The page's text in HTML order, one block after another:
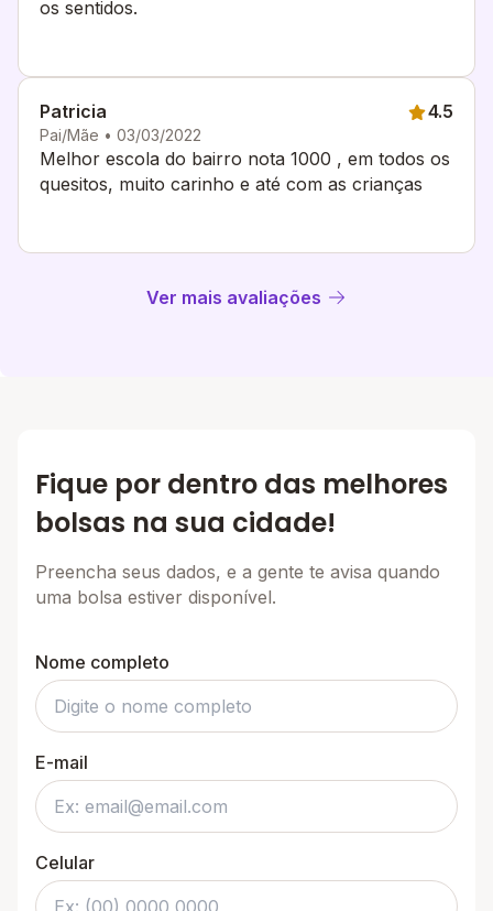
os sentidos.
Patricia
Pai/Mãe • 03/03/2022
4.5
Melhor escola do bairro nota 1000 , em todos os
quesitos, muito carinho e até com as crianças
Ver mais avaliações
Fique por dentro das melhores
bolsas na sua cidade!
Preencha seus dados, e a gente te avisa quando
uma bolsa estiver disponível.
Nome completo
E-mail
Celular